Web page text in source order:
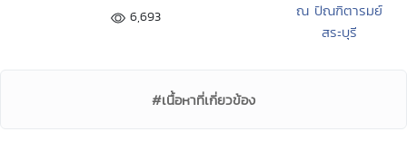
6,693
ณ ปัณฑิตารมย์
สระบุรี
#เนื้อหาที่เกี่ยวข้อง